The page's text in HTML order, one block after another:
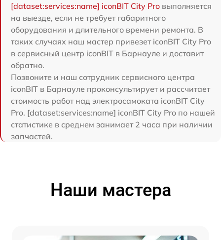
[dataset:services:name] iconBIT City Pro выполняется
на выезде, если не требует габаритного
оборудования и длительного времени ремонта. В
таких случаях наш мастер привезет iconBIT City Pro
в сервисный центр iconBIT в Барнауле и доставит
обратно.
Позвоните и наш сотрудник сервисного центра
iconBIT в Барнауле проконсультирует и рассчитает
стоимость работ над электросамоката iconBIT City
Pro. [dataset:services:name] iconBIT City Pro по нашей
статистике в среднем занимает 2 часа при наличии
запчастей.
Наши мастера